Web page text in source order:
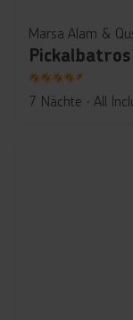
Marsa Alam &
4.5
7 Nächte ∙ All